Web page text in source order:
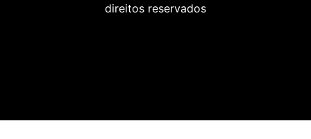
direitos reservados